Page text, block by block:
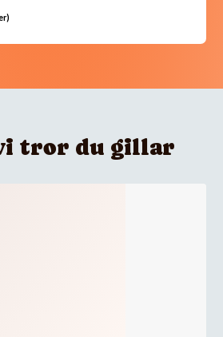
tror du gillar